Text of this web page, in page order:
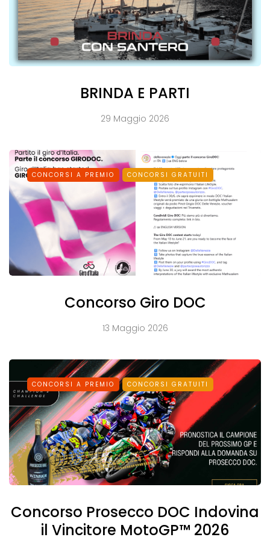
BRINDA E PARTI
29 Maggio 2026
CONCORSI A PREMIO CONCORSI GRATUITI
Concorso Giro DOC
13 Maggio 2026
CONCORSI A PREMIO CONCORSI GRATUITI
Concorso Prosecco DOC Indovina
il Vincitore MotoGP™ 2026